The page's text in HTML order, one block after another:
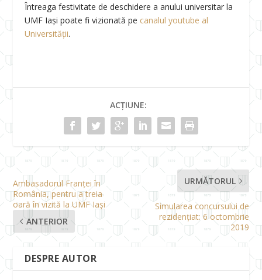
Întreaga festivitate de deschidere a anului universitar la
UMF Iași poate fi vizionată pe canalul youtube al
Universității.
ACȚIUNE:
Ambasadorul Franţei în
România, pentru a treia
oară în vizită la UMF Iași
ANTERIOR
URMĂTORUL
Simularea concursului de
rezidențiat: 6 octombrie
2019
DESPRE AUTOR